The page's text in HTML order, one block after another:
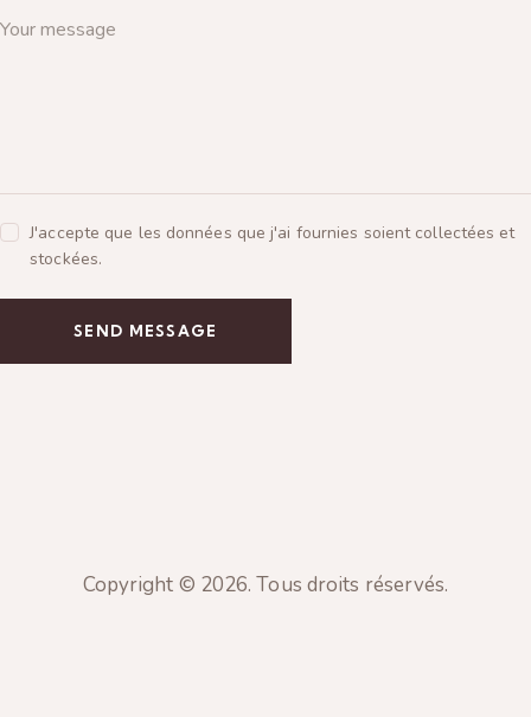
J'accepte que les données que j'ai fournies soient collectées et
stockées.
SEND MESSAGE
Copyright © 2026. Tous droits réservés.